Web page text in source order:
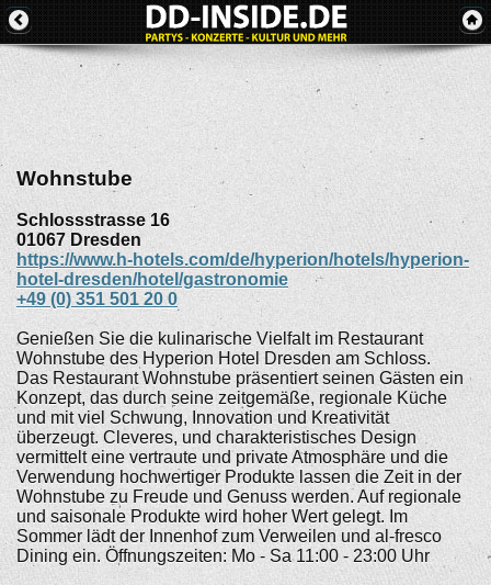
Wohnstube
Schlossstrasse 16
01067 Dresden
https://www.h-hotels.com/de/hyperion/hotels/hyperion-
hotel-dresden/hotel/gastronomie
+49 (0) 351 501 20 0
Genießen Sie die kulinarische Vielfalt im Restaurant
Wohnstube des Hyperion Hotel Dresden am Schloss.
Das Restaurant Wohnstube präsentiert seinen Gästen ein
Konzept, das durch seine zeitgemäße, regionale Küche
und mit viel Schwung, Innovation und Kreativität
überzeugt. Cleveres, und charakteristisches Design
vermittelt eine vertraute und private Atmosphäre und die
Verwendung hochwertiger Produkte lassen die Zeit in der
Wohnstube zu Freude und Genuss werden. Auf regionale
und saisonale Produkte wird hoher Wert gelegt. Im
Sommer lädt der Innenhof zum Verweilen und al-fresco
Dining ein. Öffnungszeiten: Mo - Sa 11:00 - 23:00 Uhr